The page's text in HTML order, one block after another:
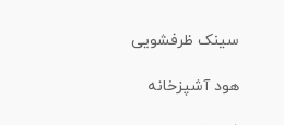
سینک ظرفشویی
هود آشپزخانه